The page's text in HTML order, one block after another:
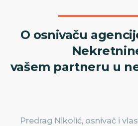
O osnivaču
vašem partneru u
Predrag Nikolić, osnivač i